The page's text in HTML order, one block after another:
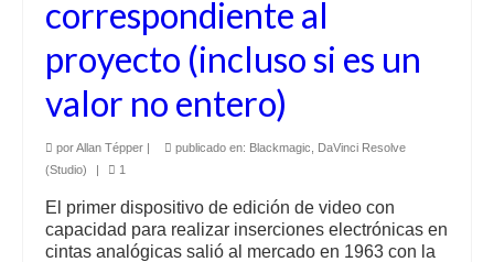
correspondiente al
proyecto (incluso si es un
valor no entero)
porAllan Tépper | publicado en: Blackmagic
DaVinci Resolve
(Studio)
| 1
El primer dispositivo de edición de video con
capacidad para realizar inserciones electrónicas en
cintas analógicas salió al mercado en 1963 con la